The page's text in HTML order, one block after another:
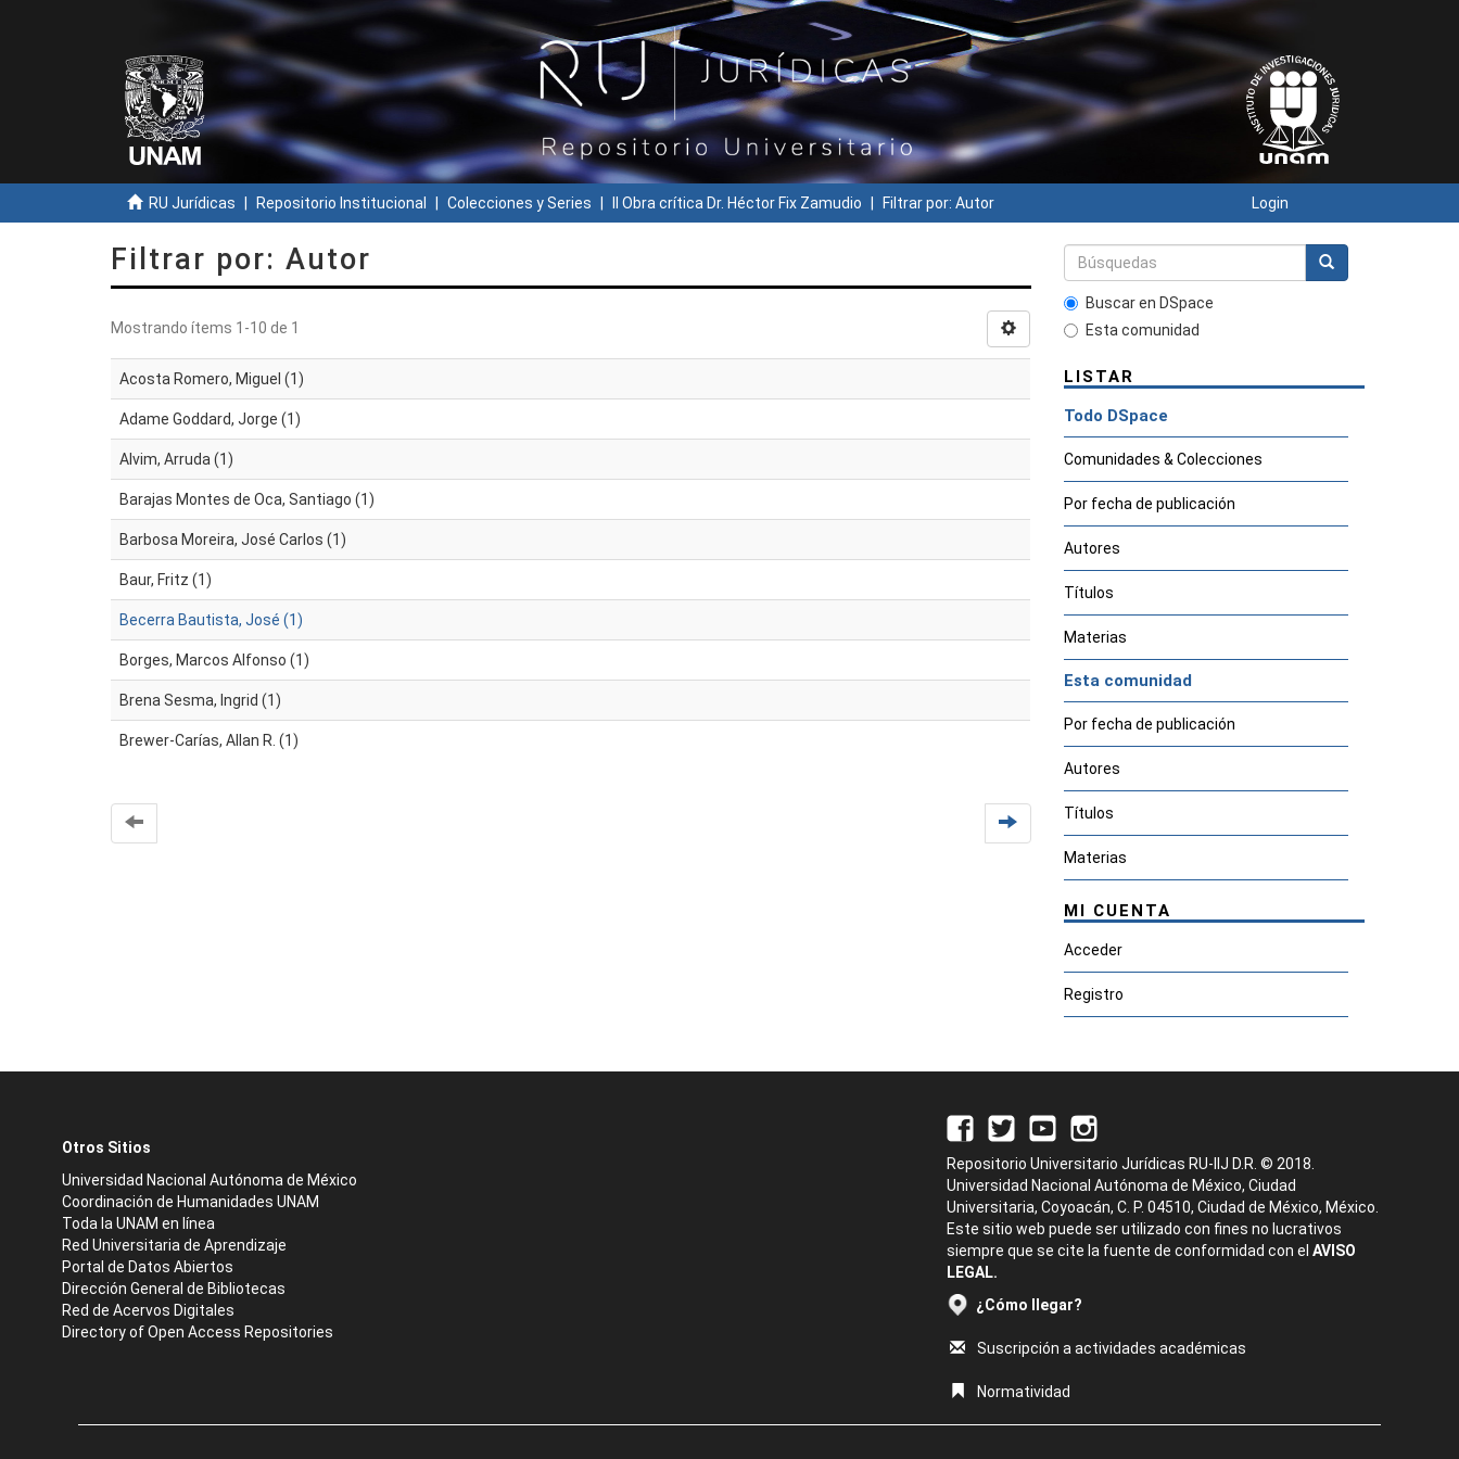
RU Jurídicas Repositorio Institucional Colecciones y Series II Obra crítica Dr. Héctor Fix Zamudio Filtrar por: Autor Login
Filtrar por: Autor
Mostrando ítems 1-10 de 1
Acosta Romero, Miguel (1)
Adame Goddard, Jorge (1)
Alvim, Arruda (1)
Barajas Montes de Oca, Santiago (1)
Barbosa Moreira, José Carlos (1)
Baur, Fritz (1)
Becerra Bautista, José (1)
Borges, Marcos Alfonso (1)
Brena Sesma, Ingrid (1)
Brewer-Carías, Allan R. (1)
Buscar en DSpace
Esta comunidad
LISTAR
Todo DSpace
Comunidades & Colecciones
Por fecha de publicación
Autores
Títulos
Materias
Esta comunidad
Por fecha de publicación
Autores
Títulos
Materias
MI CUENTA
Acceder
Registro
Otros Sitios
Universidad Nacional Autónoma de México
Coordinación de Humanidades UNAM
Toda la UNAM en línea
Red Universitaria de Aprendizaje
Portal de Datos Abiertos
Dirección General de Bibliotecas
Red de Acervos Digitales
Directory of Open Access Repositories
Repositorio Universitario Jurídicas RU-IIJ D.R. © 2018.
Universidad Nacional Autónoma de México, Ciudad
Universitaria, Coyoacán, C. P. 04510, Ciudad de México, México.
Este sitio web puede ser utilizado con fines no lucrativos
siempre que se cite la fuente de conformidad con el AVISO
LEGAL.
¿Cómo llegar?
Suscripción a actividades académicas
Normatividad